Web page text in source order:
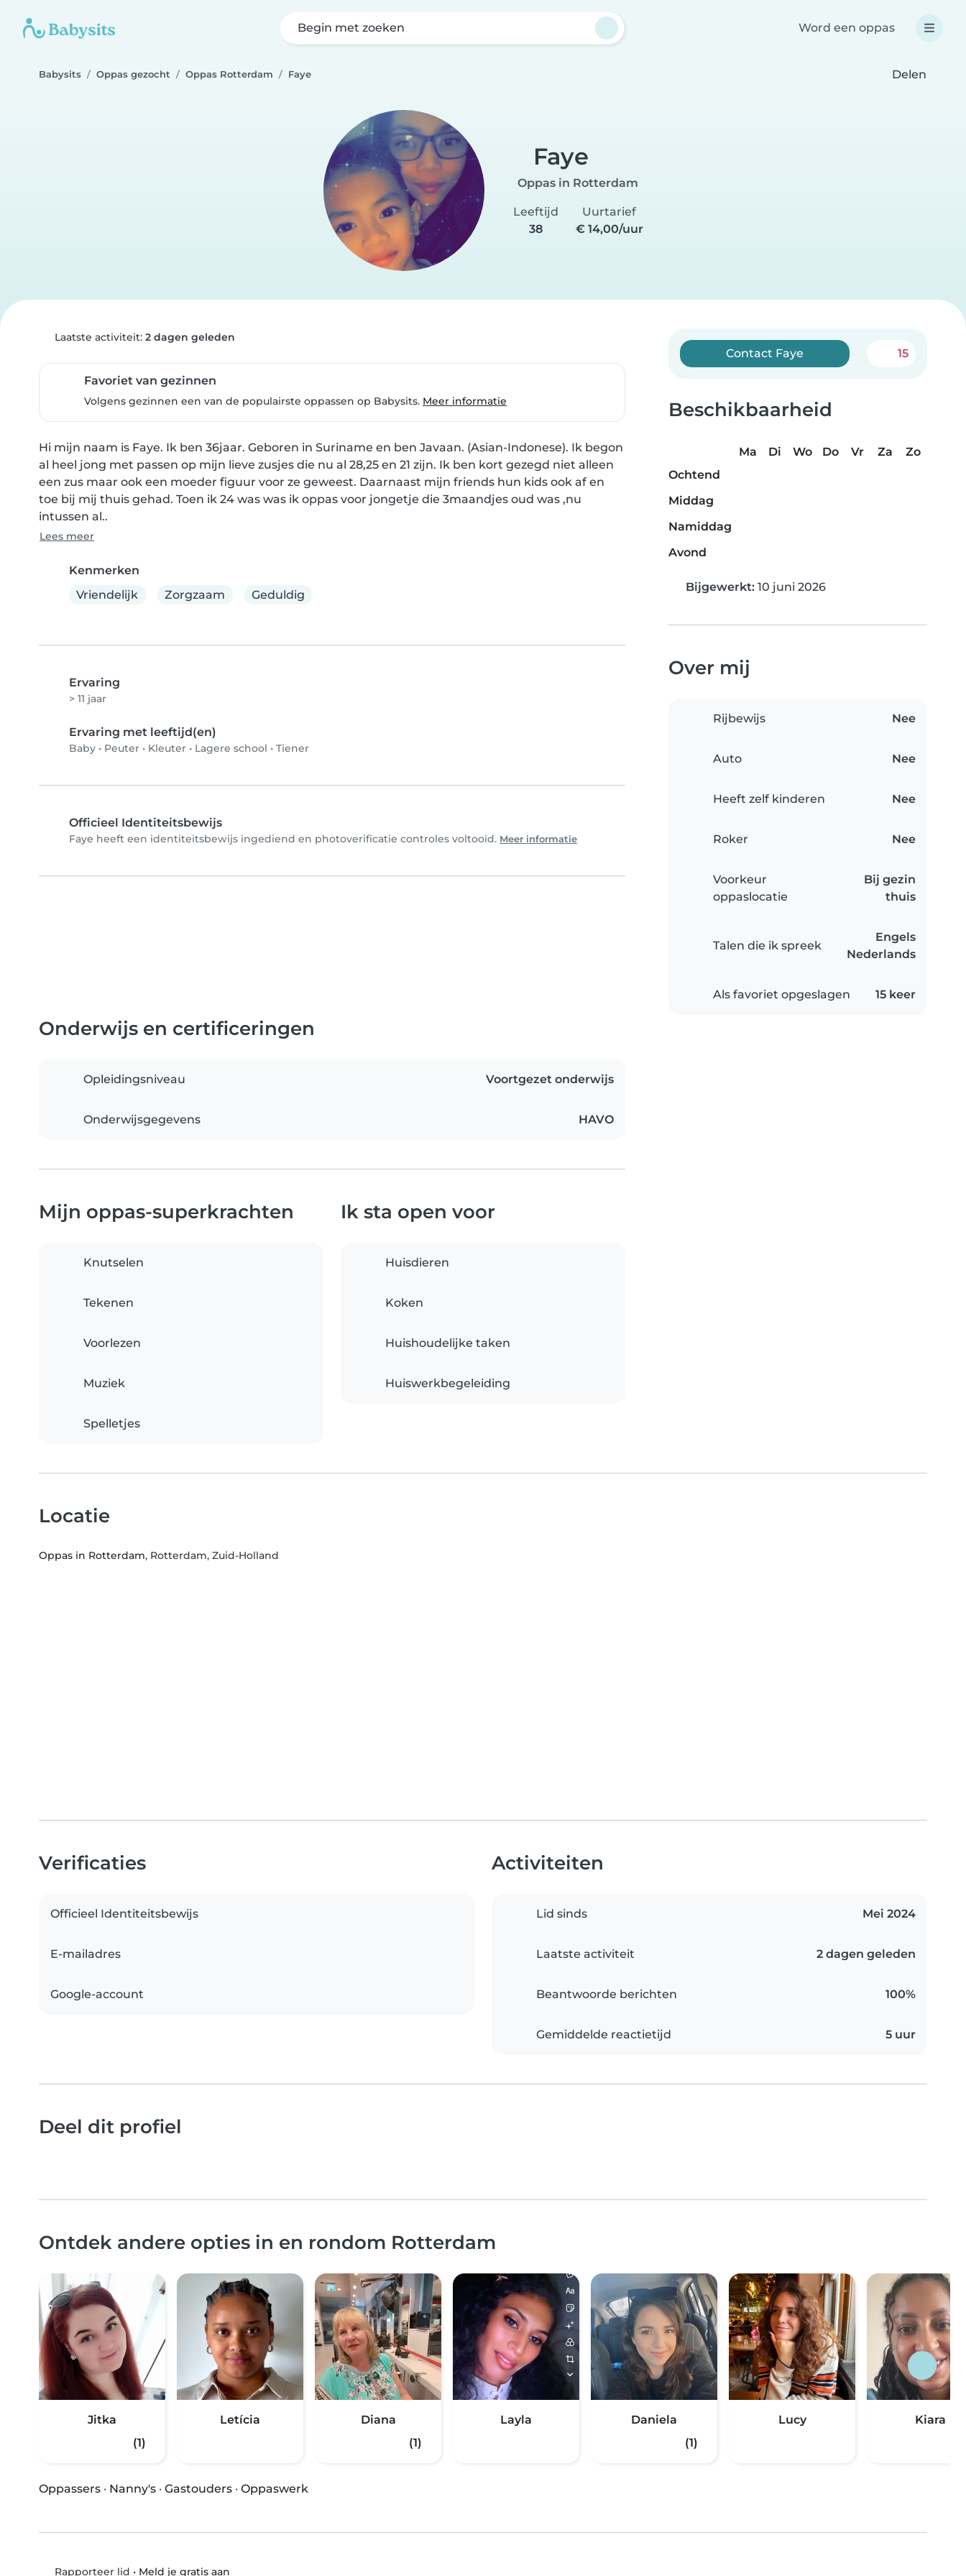
Begin met zoeken Word een oppas
Babysits Oppas gezocht Oppas Rotterdam Faye Delen
Faye
Oppas in Rotterdam
Leeftijd
38
Uurtarief
€ 14,00/uur
Laatste activiteit: 2 dagen geleden
Favoriet van gezinnen
Volgens gezinnen een van de populairste oppassen op Babysits. Meer informatie
Hi mijn naam is Faye. Ik ben 36jaar. Geboren in Suriname en ben Javaan. (Asian-Indonese). Ik begon
al heel jong met passen op mijn lieve zusjes die nu al 28,25 en 21 zijn. Ik ben kort gezegd niet alleen
een zus maar ook een moeder figuur voor ze geweest. Daarnaast mijn friends hun kids ook af en
toe bij mij thuis gehad. Toen ik 24 was was ik oppas voor jongetje die 3maandjes oud was ,nu
intussen al..
Lees meer
Kenmerken
Vriendelijk
Zorgzaam Geduldig
Ervaring
> 11 jaar
Ervaring met leeftijd(en)
Baby • Peuter • Kleuter • Lagere school • Tiener
Officieel Identiteitsbewijs
Faye heeft een identiteitsbewijs ingediend en photoverificatie controles voltooid. Meer informatie
Contact Faye 15
Beschikbaarheid
Ma Di Wo Do Vr Za
Zo
Ochtend
Middag
Namiddag
Avond
Bijgewerkt: 10 juni 2026
Over mij
Rijbewijs Nee
Auto Nee
Heeft zelf kinderen Nee
Roker Nee
Voorkeur
oppaslocatie
Bij gezin
thuis
Talen die ik spreek
Engels
Nederlands
Als favoriet opgeslagen 15 keer
Onderwijs en certificeringen
Opleidingsniveau Voortgezet onderwijs
Onderwijsgegevens HAVO
Mijn oppas-superkrachten
Knutselen
Tekenen
Voorlezen
Muziek
Spelletjes
Ik sta open voor
Huisdieren
Koken
Huishoudelijke taken
Huiswerkbegeleiding
Locatie
Oppas in Rotterdam, Rotterdam, Zuid-Holland
Verificaties
Officieel Identiteitsbewijs
E-mailadres
Google-account
Activiteiten
Lid sinds Mei 2024
Laatste activiteit 2 dagen geleden
Beantwoorde berichten 100%
Gemiddelde reactietijd 5 uur
Deel dit profiel
Ontdek andere opties in en rondom Rotterdam
Jitka
(1)
Letícia
Diana
(1)
Layla
Daniela
(1)
Lucy Kiara
Oppassers · Nanny's · Gastouders · Oppaswerk
Rapporteer lid • Meld je gratis aan